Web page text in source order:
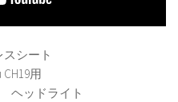
スシート
CH19用
ヘッドライト